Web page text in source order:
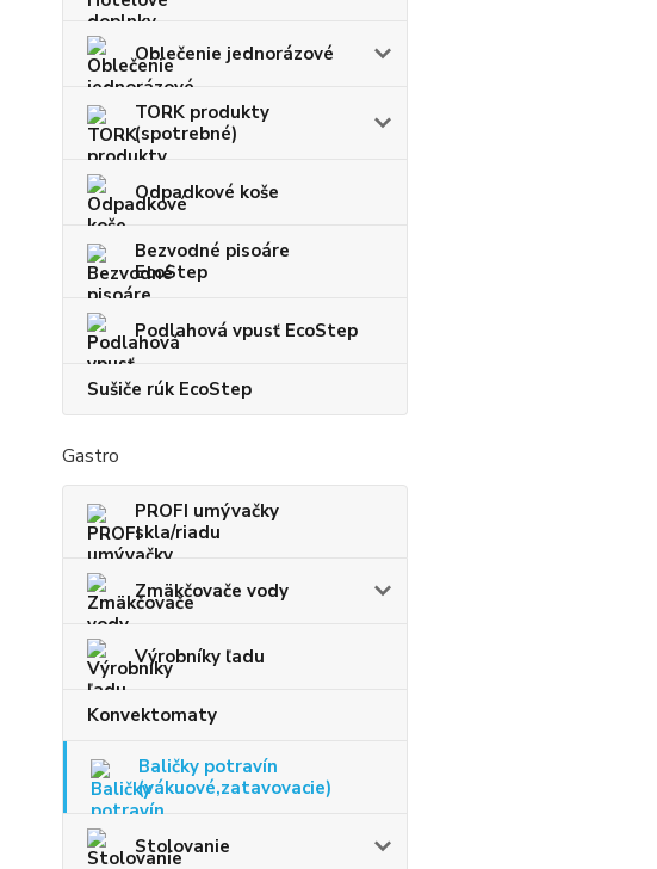
Oblečenie jednorázové
TORK produkty
(spotrebné)
Odpadkové koše
Bezvodné pisoáre
EcoStep
Podlahová vpusť EcoStep
Sušiče rúk EcoStep
Gastro
PROFI umývačky
skla/riadu
Zmäkčovače vody
Výrobníky ľadu
Konvektomaty
Baličky potravín
(vákuové,zatavovacie)
Stolovanie